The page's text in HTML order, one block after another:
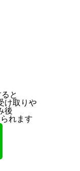
と
け取りや
後
れます